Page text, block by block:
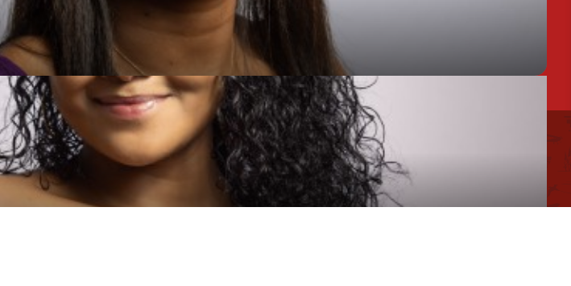
Chargée de Mission Produits / Evénementiels
Politique de confidentialité Politique d'utilisation des cookies Mentions légales
Plan du site